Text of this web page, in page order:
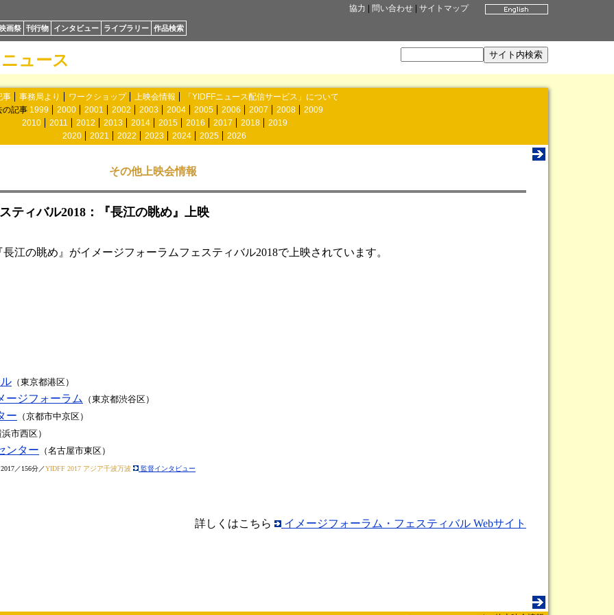
協力 問い合わせ サイトマップ
画祭 刊行物 インタビュー ライブラリー 作品検索
ニュース
事 事務局より ワークショップ 上映会情報
「YIDFFニュース配信サービス」について
の記事 1999 2000 2001 2002 2003 2004 2005 2006 2007 2008
2009
2010
2011 2012 2013 2014 2015 2016 2017 2018
2019
2020
2021 2022 2023 2024 2025 2026
その他上映会情報
ティバル2018：『長江の眺め』上映
江の眺め』がイメージフォーラムフェスティバル2018で上映されています。
（東京都港区）
ージフォーラム （東京都渋谷区）
ー （京都市中京区）
浜市西区）
ンター （名古屋市東区）
／156分／YIDFF 2017 アジア千波万波 監督インタビュー
詳しくはこちら イメージフォーラム・フェスティバル Webサイト